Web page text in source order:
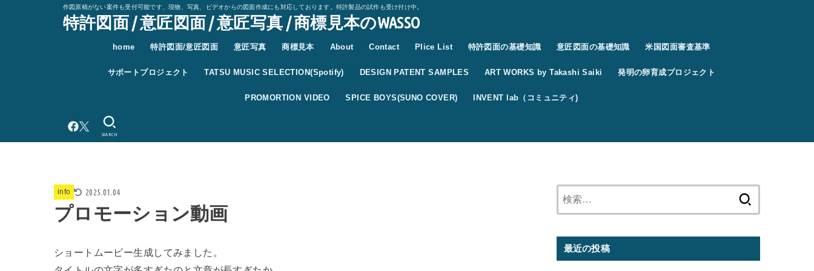
作図原稿がない案件も受付可能です、現物、写真、ビデオからの図面作成にも対応しております。特許製品の試作も受け付け中。
特許図面 / 意匠図面 / 意匠写真 / 商標見本のWASSO
home 特許図面/意匠図面 意匠写真 商標見本 About Contact Plice List 特許図面の基礎知識 意匠図面の基礎知識 米国図面審査基準
サポートプロジェクト TATSU MUSIC SELECTION(Spotify) DESIGN PATENT SAMPLES ART WORKS by Takashi Saiki 発明の卵育成プロジェクト
PROMORTION VIDEO SPICE BOYS(SUNO COVER) INVENT lab（コミュニティ)
SEARCH
info 2025.01.04
プロモーション動画
ショートムービー生成してみました。
最近の投稿